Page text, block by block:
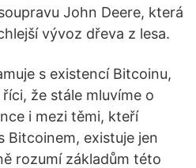
John Deere, která
vývoz dřeva z lesa.
s existencí Bitcoinu,
že stále mluvíme o
i mezi těmi, kteří
Bitcoinem, existuje jen
rozumí základům této